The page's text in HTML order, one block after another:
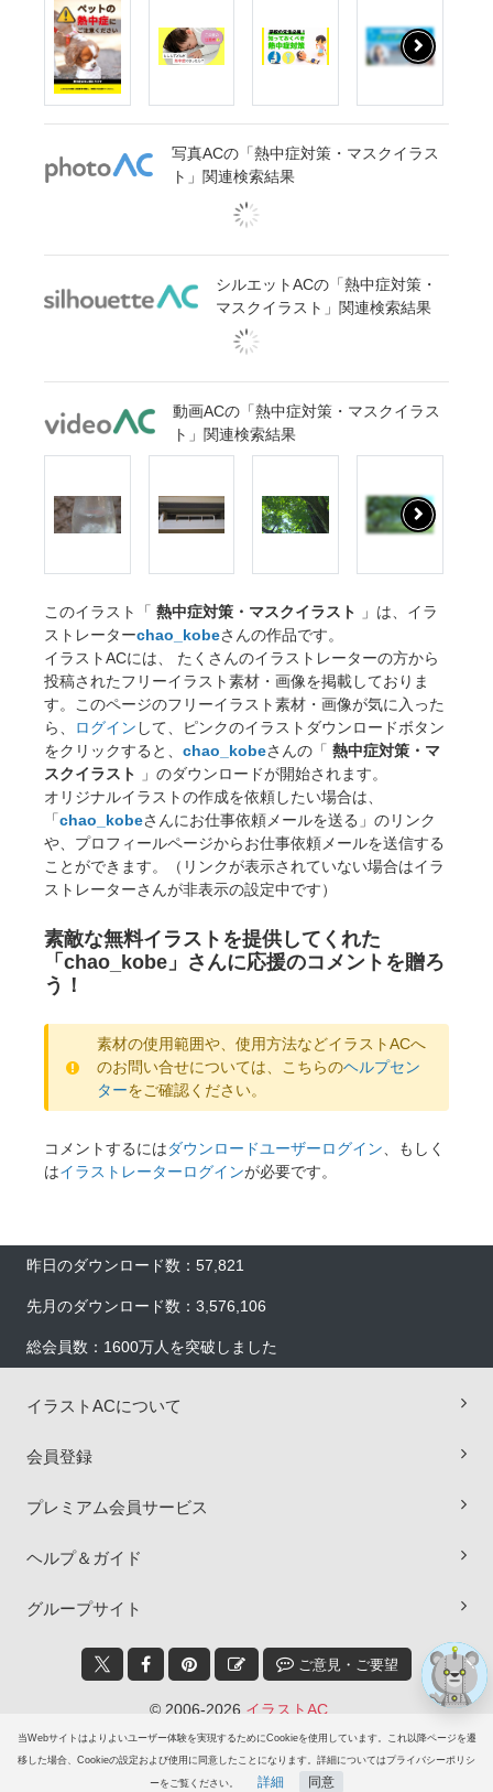
当Webサイトはよりよいユーザー体験を実現するためにCookieを使用しています。これ以降ページを遷
移した場合、Cookieの設定および使用に同意したことになります。詳細についてはプライバシーポリシ
ーをご覧ください。 詳細 同意
写真ACの「熱中症対策・マスクイラス
ト」関連検索結果
シルエットACの「熱中症対策・
マスクイラスト」関連検索結果
動画ACの「熱中症対策・マスクイラス
ト」関連検索結果
このイラスト「 熱中症対策・マスクイラスト
」は、イラ
ストレーターchao_kobeさんの作品です。
イラストACには、 たくさんのイラストレーターの方から
投稿されたフリーイラスト素材・画像を掲載しておりま
す。このページのフリーイラスト素材・画像が気に入った
ら、
ログイン して、ピンクのイラストダウンロードボタン
をクリックすると、 chao_kobeさんの「 熱中症対策・マ
スクイラスト
」のダウンロードが開始されます。
オリジナルイラストの作成を依頼したい場合は、
「chao_kobeさんにお仕事依頼メールを送る」のリンク
や、プロフィールページからお仕事依頼メールを送信する
ことができます。（リンクが表示されていない場合はイラ
ストレーターさんが非表示の設定中です）
素敵な無料イラストを提供してくれた
「chao_kobe」さんに応援のコメントを贈ろ
う！
素材の使用範囲や、使用方法などイラストACへ
のお問い合せについては、こちらのヘルプセン
ターをご確認ください。
コメントするにはダウンロードユーザーログイン、もしく
はイラストレーターログインが必要です。
昨日のダウンロード数：57,821
先月のダウンロード数：3,576,106
総会員数：1600万人を突破しました
イラストACについて
会員登録
プレミアム会員サービス
ヘルプ＆ガイド
グループサイト
ご意見・ご要望
© 2006-2026 イラストAC